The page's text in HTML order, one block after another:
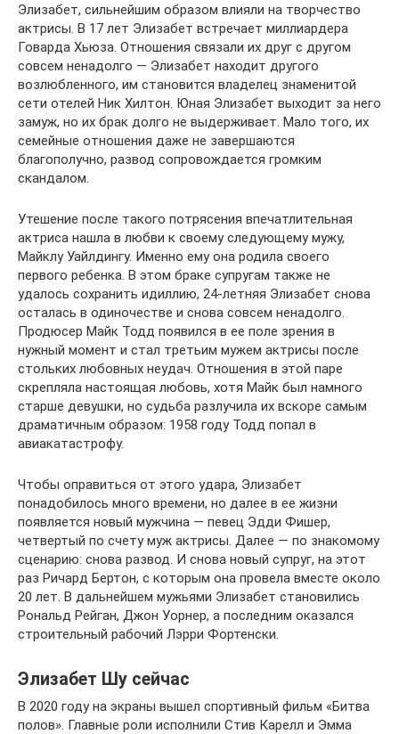
Элизабет, сильнейшим образом влияли на творчество
актрисы. В 17 лет Элизабет встречает миллиардера
Говарда Хьюза. Отношения связали их друг с другом
совсем ненадолго — Элизабет находит другого
возлюбленного, им становится владелец знаменитой
сети отелей Ник Хилтон. Юная Элизабет выходит за него
замуж, но их брак долго не выдерживает. Мало того, их
семейные отношения даже не завершаются
благополучно, развод сопровождается громким
скандалом.
Утешение после такого потрясения впечатлительная
актриса нашла в любви к своему следующему мужу,
Майклу Уайлдингу. Именно ему она родила своего
первого ребенка. В этом браке супругам также не
удалось сохранить идиллию, 24-летняя Элизабет снова
осталась в одиночестве и снова совсем ненадолго.
Продюсер Майк Тодд появился в ее поле зрения в
нужный момент и стал третьим мужем актрисы после
стольких любовных неудач. Отношения в этой паре
скрепляла настоящая любовь, хотя Майк был намного
старше девушки, но судьба разлучила их вскоре самым
драматичным образом: 1958 году Тодд попал в
авиакатастрофу.
Чтобы оправиться от этого удара, Элизабет
понадобилось много времени, но далее в ее жизни
появляется новый мужчина — певец Эдди Фишер,
четвертый по счету муж актрисы. Далее — по знакомому
сценарию: снова развод. И снова новый супруг, на этот
раз Ричард Бертон, с которым она провела вместе около
20 лет. В дальнейшем мужьями Элизабет становились
Рональд Рейган, Джон Уорнер, а последним оказался
строительный рабочий Лэрри Фортенски.
Элизабет Шу сейчас
В 2020 году на экраны вышел спортивный фильм «Битва
полов». Главные роли исполнили Стив Карелл и Эмма